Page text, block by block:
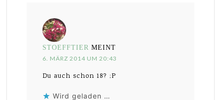
STOEFFTIER MEINT
6. MÄRZ 2014 UM 20:43
Du auch schon 18? ;P
Wird geladen …